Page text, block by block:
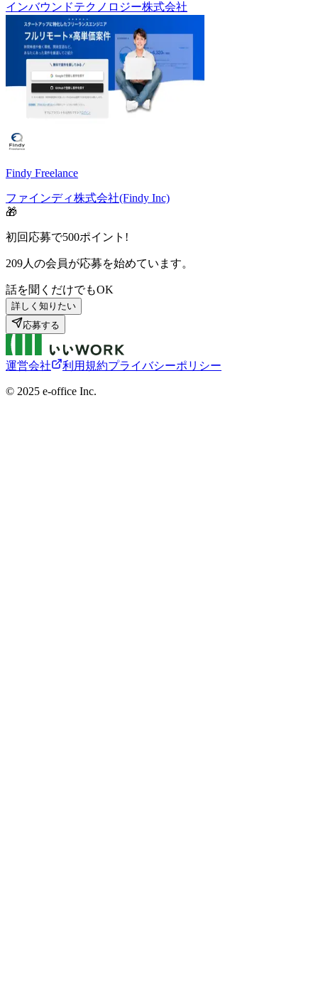
インバウンドテクノロジー株式会社
Findy Freelance
ファインディ株式会社(Findy Inc)
🎁
初回応募で500ポイント!
209人の会員が応募を始めています。
話を聞くだけでもOK
詳しく知りたい
応募する
運営会社 利用規約プライバシーポリシー
©︎ 2025 e-office Inc.